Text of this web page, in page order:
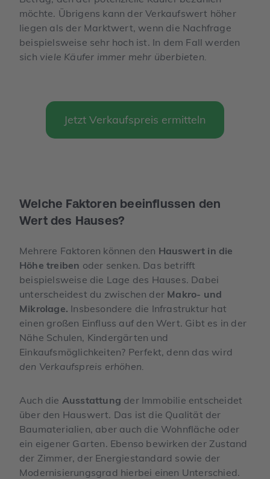
möchte. Übrigens kann der Verkaufswert höher
liegen als der Marktwert, wenn die Nachfrage
beispielsweise sehr hoch ist. In dem Fall werden
sich viele Käufer immer mehr überbieten.
Jetzt Verkaufspreis ermitteln
Welche Faktoren beeinflussen den
Wert des Hauses?
Mehrere Faktoren können den Hauswert in die
Höhe treiben oder senken. Das betrifft
beispielsweise die Lage des Hauses. Dabei
unterscheidest du zwischen der Makro- und
Mikrolage. Insbesondere die Infrastruktur hat
einen großen Einfluss auf den Wert. Gibt es in der
Nähe Schulen, Kindergärten und
Einkaufsmöglichkeiten? Perfekt, denn das wird
den Verkaufspreis erhöhen.
Auch die Ausstattung der Immobilie entscheidet
über den Hauswert. Das ist die Qualität der
Baumaterialien, aber auch die Wohnfläche oder
ein eigener Garten. Ebenso bewirken der Zustand
der Zimmer, der Energiestandard sowie der
Modernisierungsgrad hierbei einen Unterschied.